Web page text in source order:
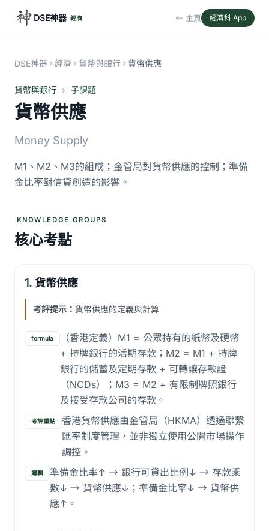
DSE神器 經濟 ← 主頁 經濟科 App
DSE神器 經濟 貨幣與銀行 貨幣供應
貨幣與銀行 子課題
貨幣供應
Money Supply
M1、M2、M3的組成；金管局對貨幣供應的控制；準備
金比率對信貸創造的影響。
KNOWLEDGE GROUPS
核心考點
1. 貨幣供應
考評提示： 貨幣供應的定義與計算
formula
（香港定義）M1 = 公眾持有的紙幣及硬幣
+ 持牌銀行的活期存款；M2 = M1 + 持牌
銀行的儲蓄及定期存款 + 可轉讓存款證
（NCDs）；M3 = M2 + 有限制牌照銀行
及接受存款公司的存款。
考評重點
香港貨幣供應由金管局（HKMA）透過聯繫
匯率制度管理，並非獨立使用公開市場操作
調控。
邏輯
準備金比率↑ → 銀行可貸出比例↓ → 存款乘
數↓ → 貨幣供應↓；準備金比率↓ → 貨幣供
應↑。